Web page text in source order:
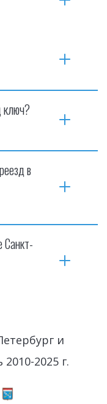
ключ?
в
Санкт-
и
2025 г.